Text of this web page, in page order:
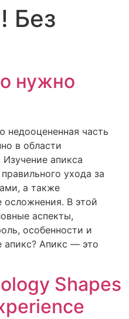
! Без
нужно
часть
в области
апикса
ухода за
а также
В этой
аспекты,
особенности и
апикс? Апикс — это
Shapes